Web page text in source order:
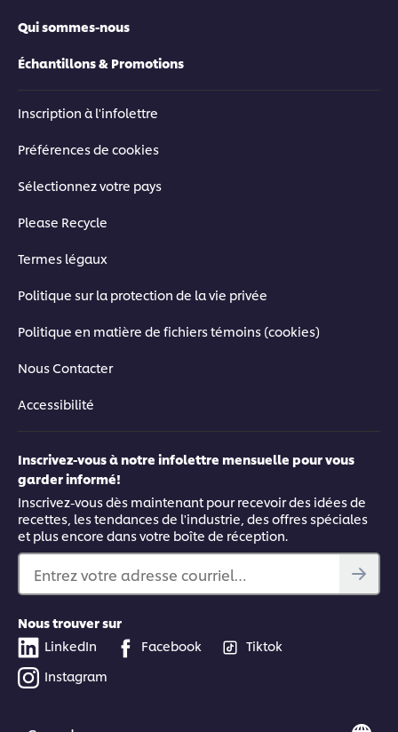
Qui sommes-nous
Échantillons & Promotions
Inscription à l'infolettre
Préférences de cookies
Sélectionnez votre pays
Please Recycle
Termes légaux
Politique sur la protection de la vie privée
Politique en matière de fichiers témoins (cookies)
Nous Contacter
Accessibilité
Inscrivez-vous à notre infolettre mensuelle pour vous
garder informé!
Inscrivez-vous dès maintenant pour recevoir des idées de
recettes, les tendances de l'industrie, des offres spéciales
et plus encore dans votre boîte de réception.
Entrez votre adresse courriel…
Nous trouver sur
LinkedIn
Facebook
Tiktok
Instagram